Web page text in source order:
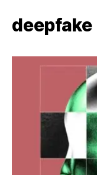
deepfake